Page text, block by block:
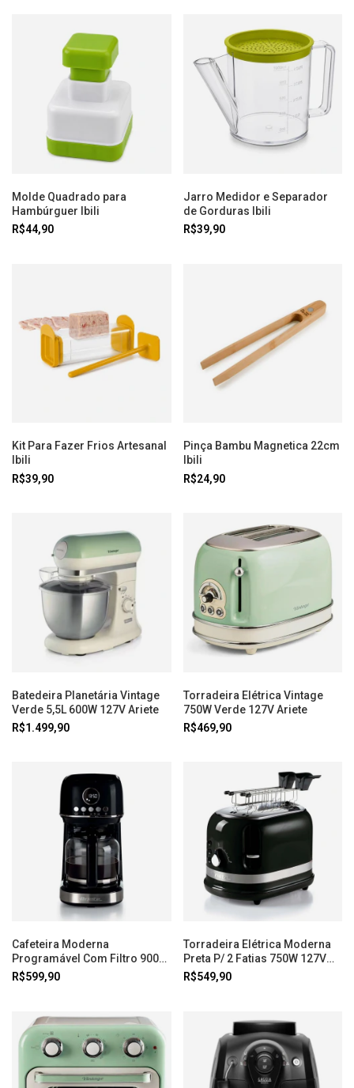
Molde Quadrado para
Hambúrguer Ibili
R$44,90
Jarro Medidor e Separador
de Gorduras Ibili
R$39,90
Kit Para Fazer Frios Artesanal
Ibili
R$39,90
Pinça Bambu Magnetica 22cm
Ibili
R$24,90
Batedeira Planetária Vintage
Verde 5,5L 600W 127V Ariete
R$1.499,90
Torradeira Elétrica Vintage
750W Verde 127V Ariete
R$469,90
Cafeteira Moderna
Programável Com Filtro 900W
110V Preta Ariete
R$599,90
Torradeira Elétrica Moderna
Preta P/ 2 Fatias 750W 127V
Ariete
R$549,90